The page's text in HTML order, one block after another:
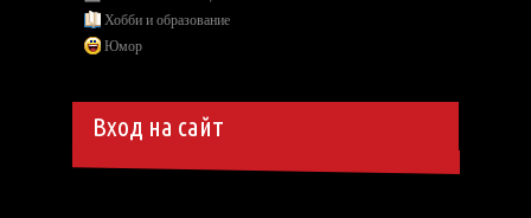
Хобби и образование
Юмор
Вход на сайт